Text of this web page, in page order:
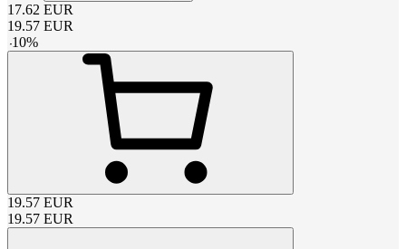
17.62 EUR
19.57 EUR
-10%
19.57 EUR
19.57 EUR